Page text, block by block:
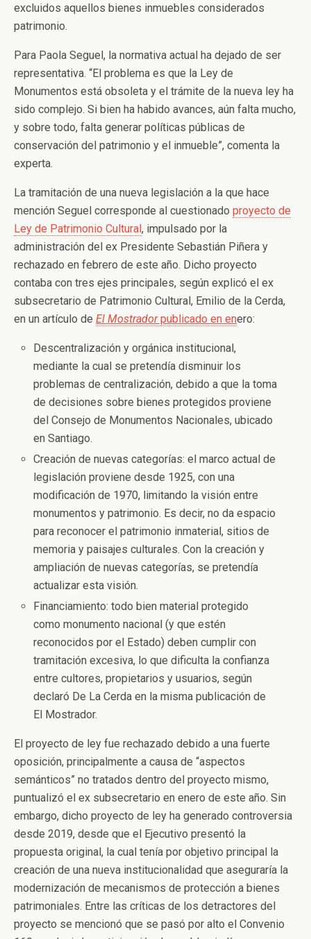
excluidos aquellos bienes inmuebles considerados
patrimonio.
Para Paola Seguel, la normativa actual ha dejado de ser
representativa. “El problema es que la Ley de
Monumentos está obsoleta y el trámite de la nueva ley ha
sido complejo. Si bien ha habido avances, aún falta mucho,
y sobre todo, falta generar políticas públicas de
conservación del patrimonio y el inmueble”, comenta la
experta.
La tramitación de una nueva legislación a la que hace
mención Seguel corresponde al cuestionado proyecto de
Ley de Patrimonio Cultural, impulsado por la
administración del ex Presidente Sebastián Piñera y
rechazado en febrero de este año. Dicho proyecto
contaba con tres ejes principales, según explicó el ex
subsecretario de Patrimonio Cultural, Emilio de la Cerda,
en un artículo de El Mostradorpublicado en enero:
Descentralización y orgánica institucional,
mediante la cual se pretendía disminuir los
problemas de centralización, debido a que la toma
de decisiones sobre bienes protegidos proviene
del Consejo de Monumentos Nacionales, ubicado
en Santiago.
Creación de nuevas categorías: el marco actual de
legislación proviene desde 1925, con una
modificación de 1970, limitando la visión entre
monumentos y patrimonio. Es decir, no da espacio
para reconocer el patrimonio inmaterial, sitios de
memoria y paisajes culturales. Con la creación y
ampliación de nuevas categorías, se pretendía
actualizar esta visión.
Financiamiento: todo bien material protegido
como monumento nacional (y que estén
reconocidos por el Estado) deben cumplir con
tramitación excesiva, lo que dificulta la confianza
entre cultores, propietarios y usuarios, según
declaró De La Cerda en la misma publicación de
El Mostrador.
El proyecto de ley fue rechazado debido a una fuerte
oposición, principalmente a causa de “aspectos
semánticos” no tratados dentro del proyecto mismo,
puntualizó el ex subsecretario en enero de este año. Sin
embargo, dicho proyecto de ley ha generado controversia
desde 2019, desde que el Ejecutivo presentó la
propuesta original, la cual tenía por objetivo principal la
creación de una nueva institucionalidad que aseguraría la
modernización de mecanismos de protección a bienes
patrimoniales. Entre las críticas de los detractores del
proyecto se mencionó que se pasó por alto el Convenio